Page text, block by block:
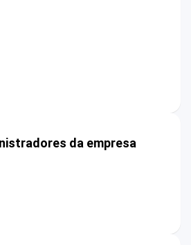
da empresa